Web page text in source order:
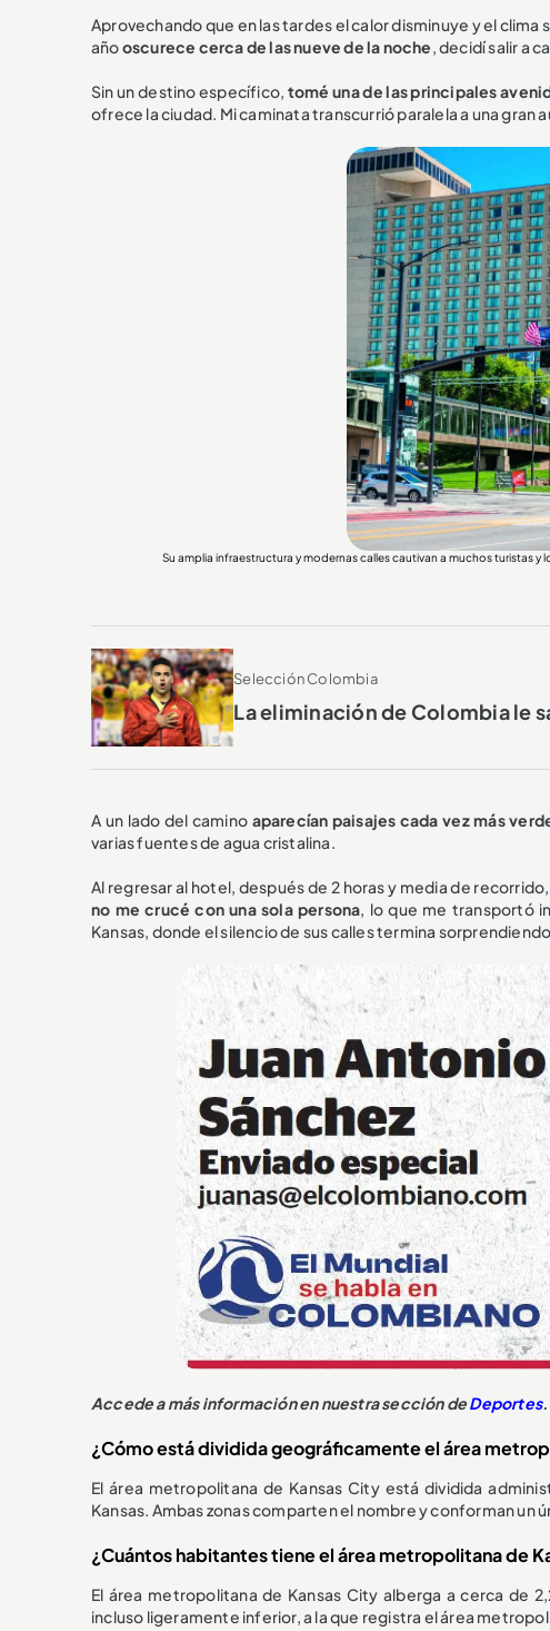
Aprovechando que en las tardes el calor disminuye y el
añooscurece cerca de las nueve de la noche, decidí salir a
Sin un destino específico, tomé una de las principales
ofrece la ciudad. Mi caminata transcurrió paralela a una
Su amplia infraestructura y modernas calles cautivan a muchos turistas y
Selección Colombia
La eliminación de Colombia le
A un lado del camino aparecían paisajes cada vez más
varias fuentes de agua cristalina.
Al regresar al hotel, después de 2 horas y media de
no me crucé con una sola persona, lo que me transportó
Kansas, donde el silencio de sus calles termina
Accede a más información en nuestra sección deDeportes.
¿Cómo está dividida geográficamente el área
El área metropolitana de Kansas City está dividida
Kansas. Ambas zonas comparten el nombre y conforman
¿Cuántos habitantes tiene el área metropolitana de
El área metropolitana de Kansas City alberga a cerca de
incluso ligeramente inferior, a la que registra el área